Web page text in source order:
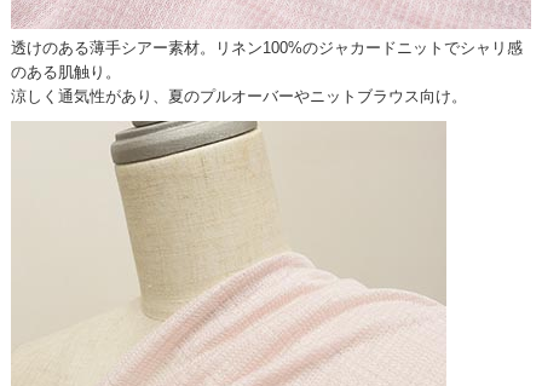
透けのある薄手シアー素材。リネン100%のジャカードニットでシャリ感
のある肌触り。
涼しく通気性があり、夏のプルオーバーやニットブラウス向け。